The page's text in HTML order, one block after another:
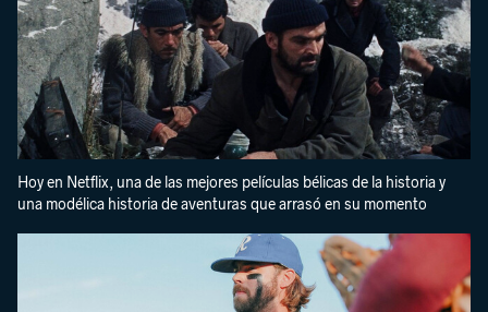
Hoy en Netflix, una de las mejores películas bélicas de la historia y
una modélica historia de aventuras que arrasó en su momento